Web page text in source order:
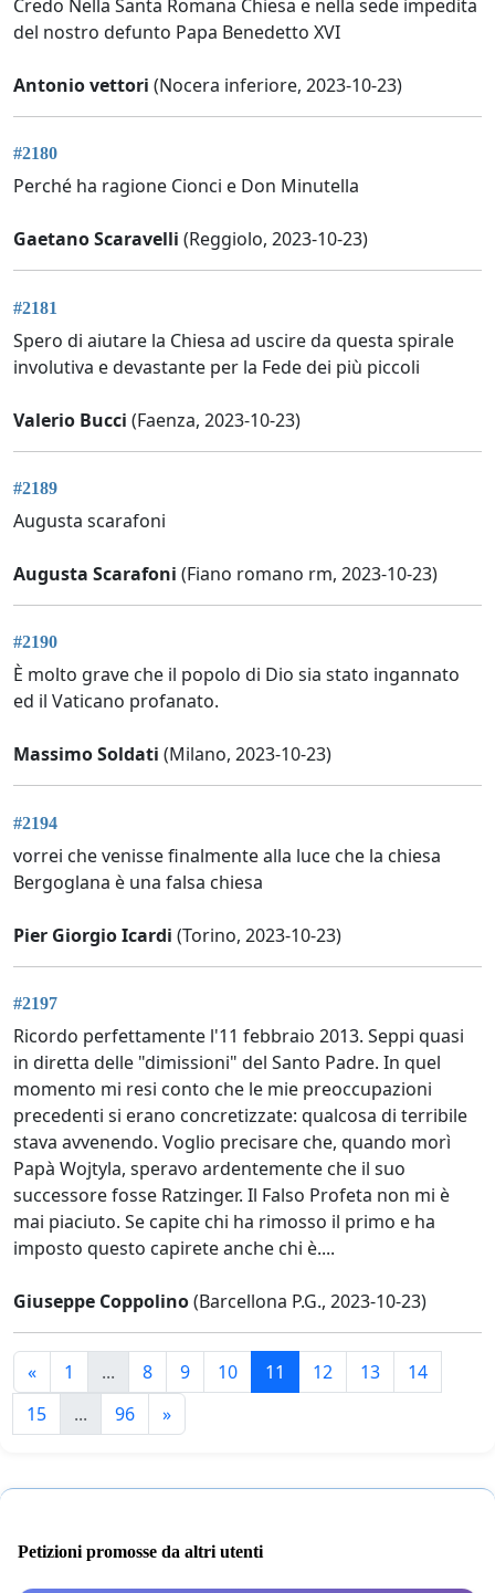
Credo Nella Santa Romana Chiesa e nella sede impedita
del nostro defunto Papa Benedetto XVI
Antonio vettori (Nocera inferiore, 2023-10-23)
#2180
Perché ha ragione Cionci e Don Minutella
Gaetano Scaravelli (Reggiolo, 2023-10-23)
#2181
Spero di aiutare la Chiesa ad uscire da questa spirale
involutiva e devastante per la Fede dei più piccoli
Valerio Bucci (Faenza, 2023-10-23)
#2189
Augusta scarafoni
Augusta Scarafoni (Fiano romano rm, 2023-10-23)
#2190
È molto grave che il popolo di Dio sia stato ingannato
ed il Vaticano profanato.
Massimo Soldati (Milano, 2023-10-23)
#2194
vorrei che venisse finalmente alla luce che la chiesa
Bergoglana è una falsa chiesa
Pier Giorgio Icardi (Torino, 2023-10-23)
#2197
Ricordo perfettamente l'11 febbraio 2013. Seppi quasi
in diretta delle "dimissioni" del Santo Padre. In quel
momento mi resi conto che le mie preoccupazioni
precedenti si erano concretizzate: qualcosa di terribile
stava avvenendo. Voglio precisare che, quando morì
Papà Wojtyla, speravo ardentemente che il suo
successore fosse Ratzinger. Il Falso Profeta non mi è
mai piaciuto. Se capite chi ha rimosso il primo e ha
imposto questo capirete anche chi è....
Giuseppe Coppolino(Barcellona P.G., 2023-10-23)
« 1 ... 8 9 10 11 12 13
14
15
... 96 »
Petizioni promosse da altri utenti